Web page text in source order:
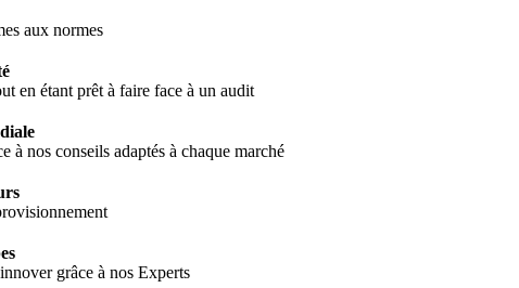
aux normes
en étant prêt à faire face à un audit
à nos conseils adaptés à chaque marché
grâce à nos Experts